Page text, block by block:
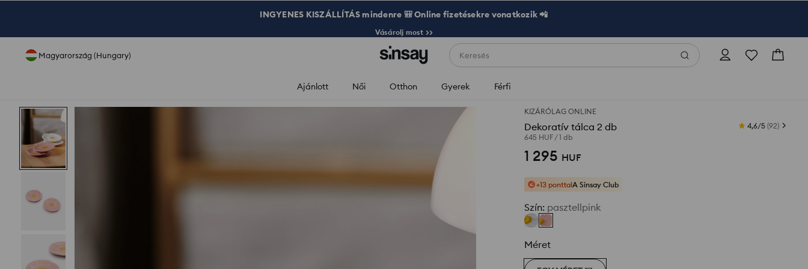
INGYENES KISZÁLLÍTÁS mindenre 🎒 Online fizetésekre vonatkozik 📲
Vásárolj most >>
Magyarország (Hungary) Keresés
Ajánlott Női Otthon Gyerek Férfi
KIZÁRÓLAG ONLINE
Dekoratív tálca 2 db
645 HUF /1 db
4,6/5 (92)
1 295 HUF
+13 ponttalA Sinsay Club
Szín: pasztellpink
Méret